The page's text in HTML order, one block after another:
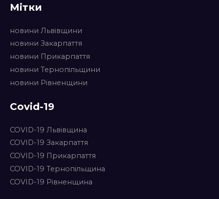
Мітки
новини Львівщини
новини Закарпаття
новини Прикарпаття
новини Тернопільщини
новини Рівненщини
Covid-19
COVID-19 Львівщина
COVID-19 Закарпаття
COVID-19 Прикарпаття
COVID-19 Тернопільщина
COVID-19 Рівненщина